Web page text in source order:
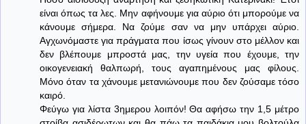
είναι όπως τα λες. Μην αφήνουμε για αύριο ότι μπορούμε να
κάνουμε σήμερα. Να ζούμε σαν να μην υπάρχει αύριο.
Αγχωνόμαστε για πράγματα που ίσως γίνουν στο μέλλον και
δεν βλέπουμε μπροστά μας, την υγεία που έχουμε, την
οικογενειακή θαλπωρή, τους αγαπημένους μας φίλους.
Μόνο όταν τα χάνουμε μετανιώνουμε που δεν ζούσαμε τόσο
καιρό.
Φεύγω για λίστα 3ημερου λοιπόν! Θα αφήσω την 1,5 μέτρο